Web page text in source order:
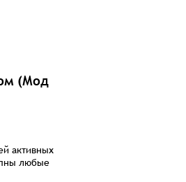
(Мод
активных
любые